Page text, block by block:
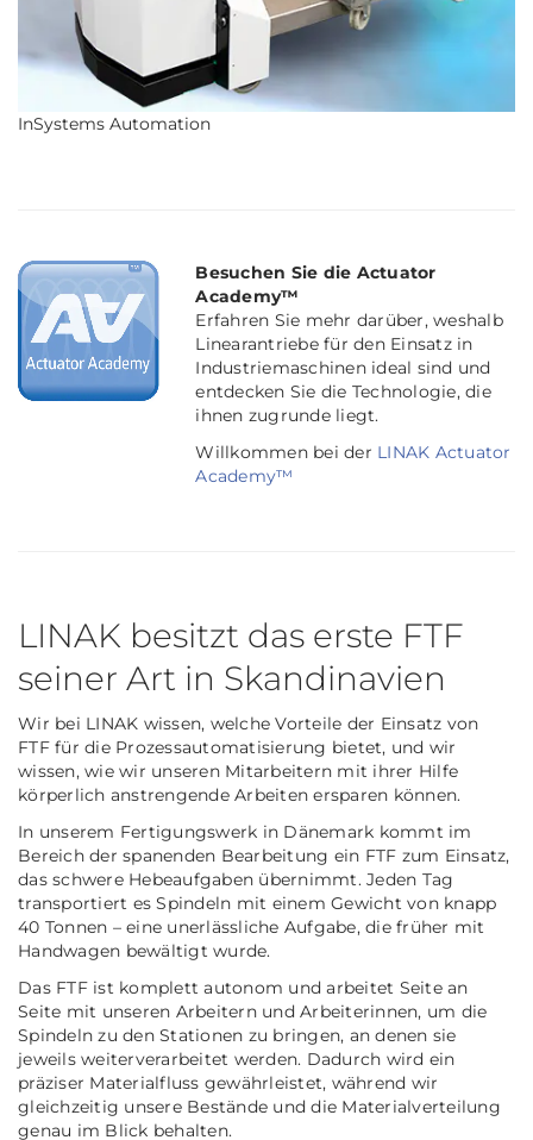
InSystems Automation
Besuchen Sie die Actuator
Academy™
Erfahren Sie mehr darüber, weshalb
Linearantriebe für den Einsatz in
Industriemaschinen ideal sind und
entdecken Sie die Technologie, die
ihnen zugrunde liegt.
Willkommen bei der LINAK Actuator
Academy™
LINAK besitzt das erste FTF
seiner Art in Skandinavien
Wir bei LINAK wissen, welche Vorteile der Einsatz von
FTF für die Prozessautomatisierung bietet, und wir
wissen, wie wir unseren Mitarbeitern mit ihrer Hilfe
körperlich anstrengende Arbeiten ersparen können.
In unserem Fertigungswerk in Dänemark kommt im
Bereich der spanenden Bearbeitung ein FTF zum Einsatz,
das schwere Hebeaufgaben übernimmt. Jeden Tag
transportiert es Spindeln mit einem Gewicht von knapp
40 Tonnen – eine unerlässliche Aufgabe, die früher mit
Handwagen bewältigt wurde.
Das FTF ist komplett autonom und arbeitet Seite an
Seite mit unseren Arbeitern und Arbeiterinnen, um die
Spindeln zu den Stationen zu bringen, an denen sie
jeweils weiterverarbeitet werden. Dadurch wird ein
präziser Materialfluss gewährleistet, während wir
gleichzeitig unsere Bestände und die Materialverteilung
genau im Blick behalten.